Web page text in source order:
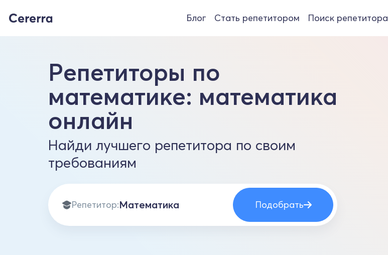
Блог Стать репетитором Поиск репетитора
Репетиторы по
математике: математика
онлайн
Найди лучшего репетитора по своим
требованиям
Репетитор: Подобрать